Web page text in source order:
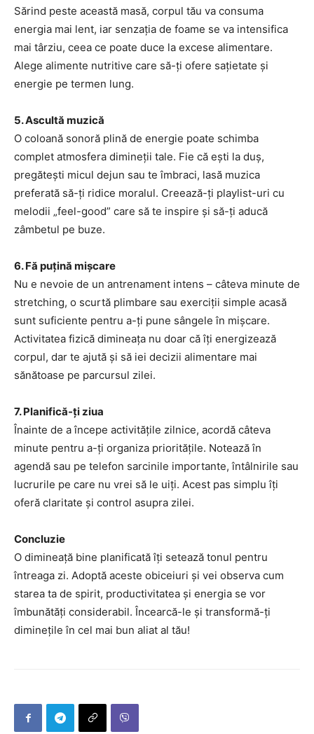
Sărind peste această masă, corpul tău va consuma
energia mai lent, iar senzația de foame se va intensifica
mai târziu, ceea ce poate duce la excese alimentare.
Alege alimente nutritive care să-ți ofere sațietate și
energie pe termen lung.
5. Ascultă muzică
O coloană sonoră plină de energie poate schimba
complet atmosfera dimineții tale. Fie că ești la duș,
pregătești micul dejun sau te îmbraci, lasă muzica
preferată să-ți ridice moralul. Creează-ți playlist-uri cu
melodii „feel-good” care să te inspire și să-ți aducă
zâmbetul pe buze.
6. Fă puțină mișcare
Nu e nevoie de un antrenament intens – câteva minute de
stretching, o scurtă plimbare sau exerciții simple acasă
sunt suficiente pentru a-ți pune sângele în mișcare.
Activitatea fizică dimineața nu doar că îți energizează
corpul, dar te ajută și să iei decizii alimentare mai
sănătoase pe parcursul zilei.
7. Planifică-ți ziua
Înainte de a începe activitățile zilnice, acordă câteva
minute pentru a-ți organiza prioritățile. Notează în
agendă sau pe telefon sarcinile importante, întâlnirile sau
lucrurile pe care nu vrei să le uiți. Acest pas simplu îți
oferă claritate și control asupra zilei.
Concluzie
O dimineață bine planificată îți setează tonul pentru
întreaga zi. Adoptă aceste obiceiuri și vei observa cum
starea ta de spirit, productivitatea și energia se vor
îmbunătăți considerabil. Încearcă-le și transformă-ți
diminețile în cel mai bun aliat al tău!